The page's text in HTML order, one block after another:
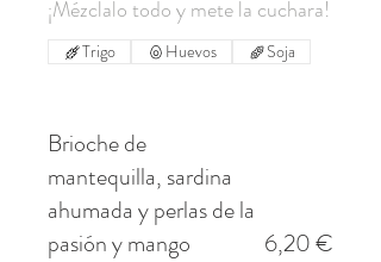
Trigo Huevos Soja
Brioche de
mantequilla, sardina
ahumada y perlas de la
pasión y mango
6,20 €